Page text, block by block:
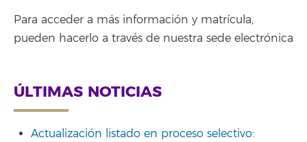
Para acceder a más información y matrícula,
pueden hacerlo a través de nuestra sede electrónica
ÚLTIMAS NOTICIAS
Actualización listado en proceso selectivo: